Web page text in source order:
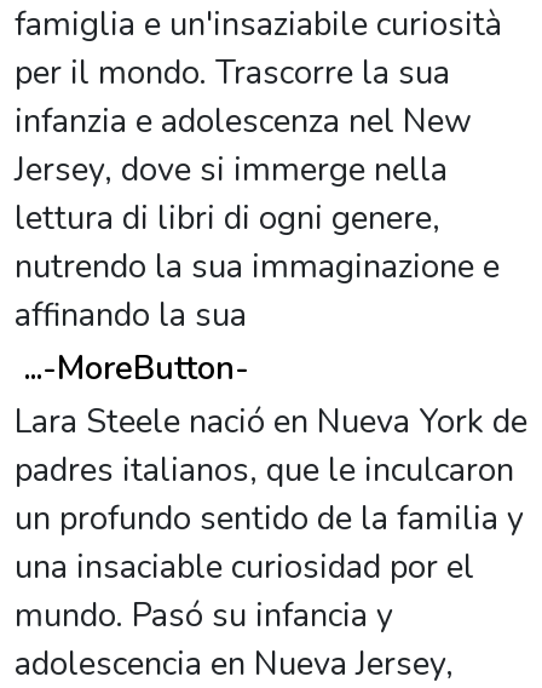
famiglia e un'insaziabile curiosità
per il mondo. Trascorre la sua
infanzia e adolescenza nel New
Jersey, dove si immerge nella
lettura di libri di ogni genere,
nutrendo la sua immaginazione e
affinando la sua
...-MoreButton-
Lara Steele nació en Nueva York de
padres italianos, que le inculcaron
un profundo sentido de la familia y
una insaciable curiosidad por el
mundo. Pasó su infancia y
adolescencia en Nueva Jersey,